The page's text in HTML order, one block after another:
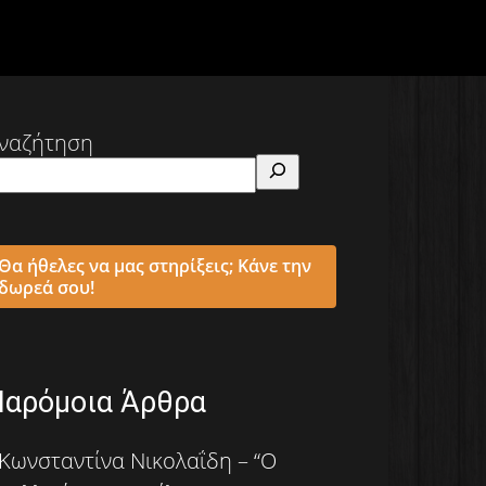
ήθελες να μας στηρίξεις; Κάνε την
σου!
Άρθρα
Νικολαΐδη – “Ο